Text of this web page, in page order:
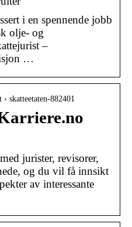
i en spennende jobb
olje- og
–
…
skatteetaten-882401
jurister, revisorer,
og du vil få innsikt
av interessante